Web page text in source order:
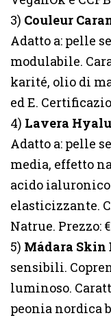
3) Couleur
Adatto a: pelle
modulabile.
karité, olio di
ed E.
4) Lavera
Adatto a: pelle
media, effetto
acido
elasticizzante.
Natrue. Prezzo:
5) Mádara Skin
sensibili.
luminoso.
peonia nordica